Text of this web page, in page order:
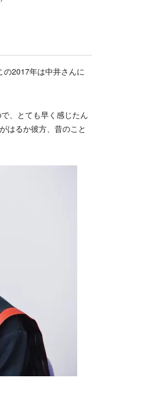
の2017年は中井さんに
、とても早く感じたん
はるか彼方、昔のこと